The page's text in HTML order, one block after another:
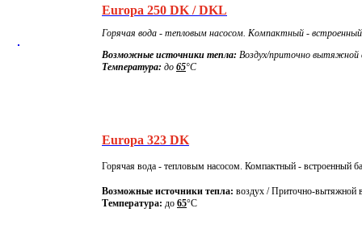
Europa 250 DK / DKL
Горячая вода - тепловым насосом. Компактный -
Возможные источники тепла: Воздух/приточно вытяжной
Температура: до 65°C
Europa 323 DK
Горячая вода - тепловым насосом. Компактный - встроенный
Возможные источники тепла: воздух / Приточно-вытяжной
Температура: до 65°C